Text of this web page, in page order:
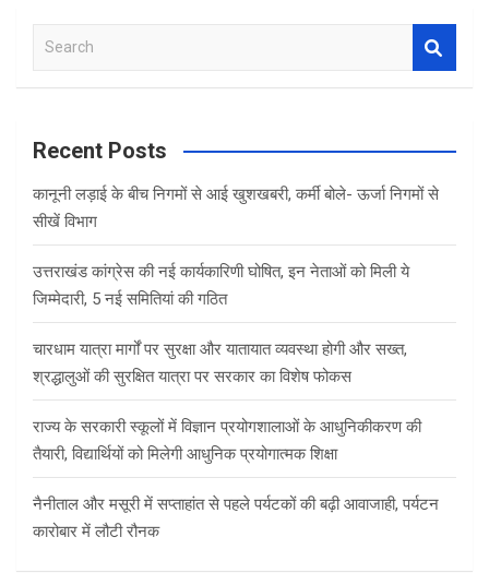
a
c
Recent Posts
कानूनी लड़ाई के बीच निगमों से आई खुशखबरी, कर्मी बोले- ऊर्जा निगमों से
सीखें विभाग
उत्तराखंड कांग्रेस की नई कार्यकारिणी घोषित, इन नेताओं को मिली ये
जिम्मेदारी, 5 नई समितियां की गठित
चारधाम यात्रा मार्गों पर सुरक्षा और यातायात व्यवस्था होगी और सख्त,
श्रद्धालुओं की सुरक्षित यात्रा पर सरकार का विशेष फोकस
राज्य के सरकारी स्कूलों में विज्ञान प्रयोगशालाओं के आधुनिकीकरण की
तैयारी, विद्यार्थियों को मिलेगी आधुनिक प्रयोगात्मक शिक्षा
नैनीताल और मसूरी में सप्ताहांत से पहले पर्यटकों की बढ़ी आवाजाही, पर्यटन
कारोबार में लौटी रौनक